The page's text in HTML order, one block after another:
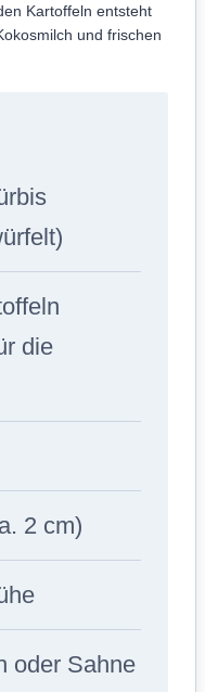
Kartoffeln entsteht
und frischen
die
2 cm)
oder Sahne